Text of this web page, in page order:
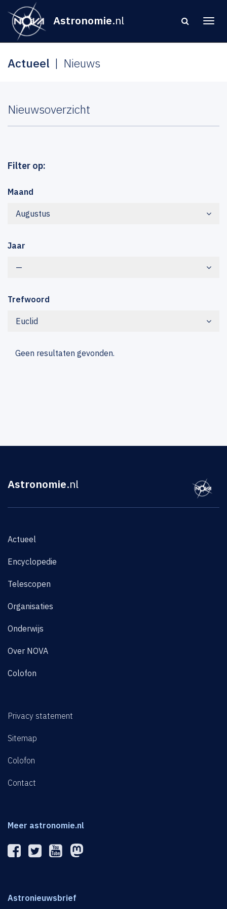
Astronomie.nl
Actueel Nieuws
Nieuwsoverzicht
Filter op:
Maand
Augustus
Jaar
—
Trefwoord
Euclid
Geen resultaten gevonden.
Astronomie.nl
Actueel
Encyclopedie
Telescopen
Organisaties
Onderwijs
Over NOVA
Colofon
Privacy statement
Sitemap
Colofon
Contact
Meer astronomie.nl
Astronieuwsbrief